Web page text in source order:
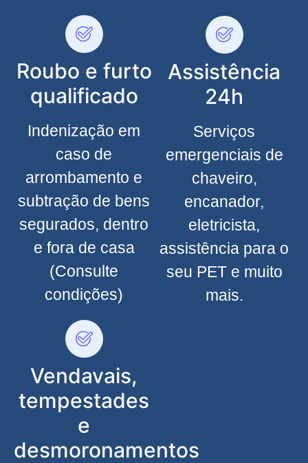
Roubo e furto
qualificado
Indenização em
caso de
arrombamento e
subtração de bens
segurados, dentro
e fora de casa
(Consulte
condições)
Vendavais,
tempestades
e
desmoronamentos
Assistência
24h
Serviços
emergenciais de
chaveiro,
encanador,
eletricista,
assistência para o
seu PET e muito
mais.